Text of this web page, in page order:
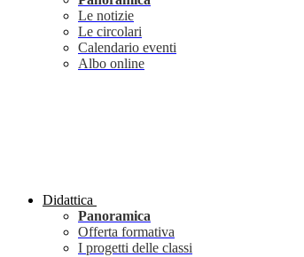
Le notizie
Le circolari
Calendario eventi
Albo online
Didattica
Panoramica
Offerta formativa
I progetti delle classi